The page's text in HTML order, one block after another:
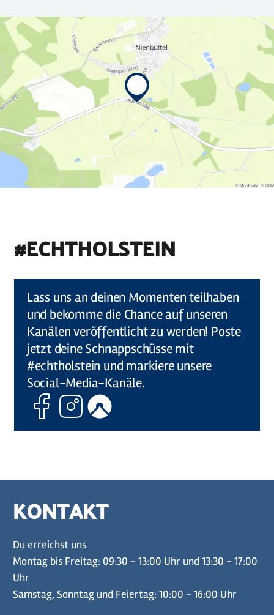
#ECHTHOLSTEIN
Lass uns an deinen Momenten teilhaben
und bekomme die Chance auf unseren
Kanälen veröffentlicht zu werden! Poste
jetzt deine Schnappschüsse mit
#echtholstein und markiere unsere
Social-Media-Kanäle.
FacebookInstagram
Komoot
KONTAKT
Du erreichst uns
Montag bis Freitag: 09:30 - 13:00 Uhr und 13:30 - 17:00
Uhr
Samstag, Sonntag und Feiertag: 10:00 - 16:00 Uhr